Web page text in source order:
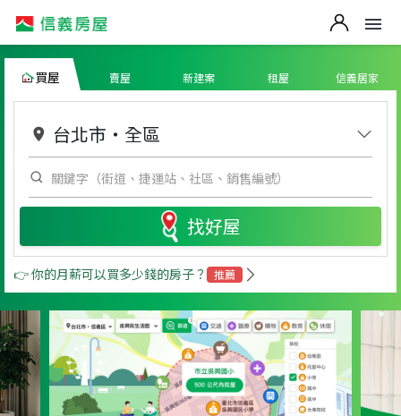
買屋 賣屋 新建案 租屋 信義居家
台北市 ・ 全區
找好屋
👉 你的月薪可以買多少錢的房子？ 推薦